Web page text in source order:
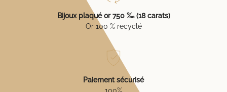
Bijoux plaqué or 750 ‰ (18 carats)
Or 100 % recyclé
Paiement sécurisé